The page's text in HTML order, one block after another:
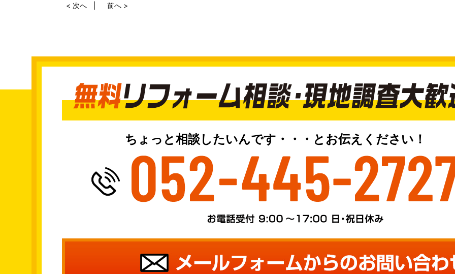
< 次へ 前へ >
ちょっと相談したいんです・・・とお伝えください！